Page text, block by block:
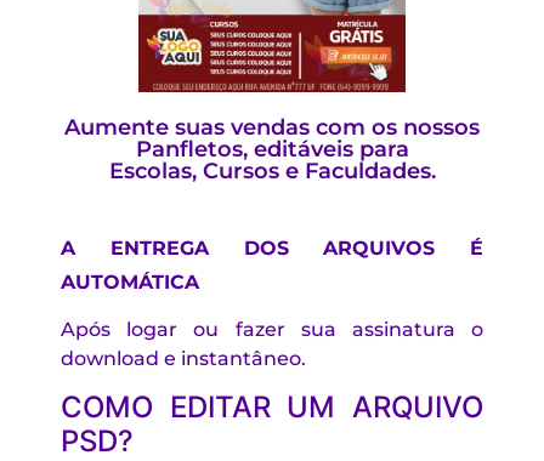
Aumente suas vendas com os nossos
Panfletos, editáveis para
Escolas, Cursos e Faculdades.
A ENTREGA DOS ARQUIVOS É
AUTOMÁTICA
Após logar ou fazer sua assinatura o
download e instantâneo.
COMO EDITAR UM ARQUIVO
PSD?